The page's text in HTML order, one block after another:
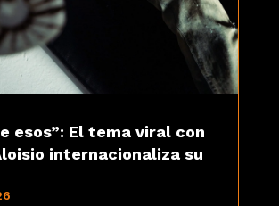
esos”: El tema viral con
internacionaliza su